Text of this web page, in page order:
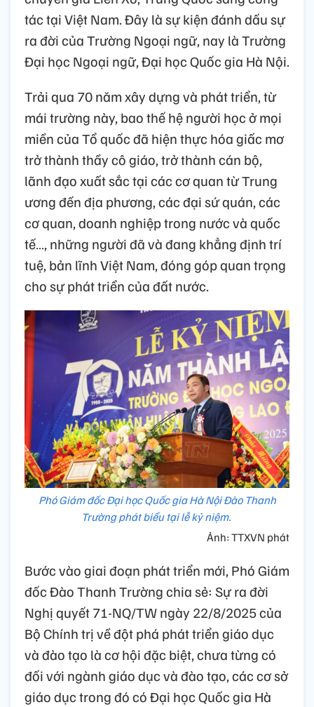
tác tại Việt Nam. Đây là sự kiện đánh dấu sự
ra đời của Trường Ngoại ngữ, nay là Trường
Đại học Ngoại ngữ, Đại học Quốc gia Hà Nội.
Trải qua 70 năm xây dựng và phát triển, từ
mái trường này, bao thế hệ người học ở mọi
miền của Tổ quốc đã hiện thực hóa giấc mơ
trở thành thầy cô giáo, trở thành cán bộ,
lãnh đạo xuất sắc tại các cơ quan từ Trung
ương đến địa phương, các đại sứ quán, các
cơ quan, doanh nghiệp trong nước và quốc
tế…, những người đã và đang khẳng định trí
tuệ, bản lĩnh Việt Nam, đóng góp quan trọng
cho sự phát triển của đất nước.
Phó Giám đốc Đại học Quốc gia Hà Nội Đào Thanh
Trường phát biểu tại lễ kỷ niệm.
Ảnh: TTXVN phát
Bước vào giai đoạn phát triển mới, Phó Giám
đốc Đào Thanh Trường chia sẻ: Sự ra đời
Nghị quyết 71-NQ/TW ngày 22/8/2025 của
Bộ Chính trị về đột phá phát triển giáo dục
và đào tạo là cơ hội đặc biệt, chưa từng có
đối với ngành giáo dục và đào tạo, các cơ sở
giáo dục trong đó có Đại học Quốc gia Hà